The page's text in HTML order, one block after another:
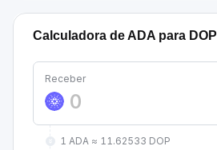
Calculadora de ADA para DOP
Receber
1 ADA ≈ 11.62533 DOP